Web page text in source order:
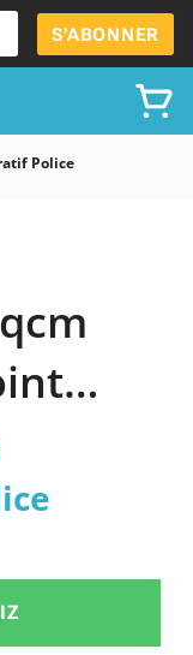
S'ABONNER
Police
?